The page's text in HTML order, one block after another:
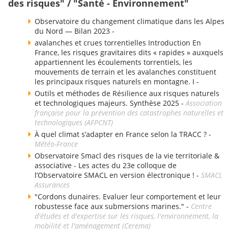
des risques" / "Santé - Environnement"
Observatoire du changement climatique dans les Alpes
du Nord — Bilan 2023 -
avalanches et crues torrentielles Introduction En
France, les risques gravitaires dits « rapides » auxquels
appartiennent les écoulements torrentiels, les
mouvements de terrain et les avalanches constituent
les principaux risques naturels en montagne. I -
Outils et méthodes de Résilience aux risques naturels
et technologiques majeurs. Synthèse 2025 - Association
française pour la prévention des catastrophes naturelles et
technologiques (AFPCNT)
À quel climat s’adapter en France selon la TRACC ? -
Météo-France
Observatoire Smacl des risques de la vie territoriale &
associative - Les actes du 23e colloque de
l’Observatoire SMACL en version électronique ! - SMACL
Assurances
"Cordons dunaires. Evaluer leur comportement et leur
robustesse face aux submersions marines." - Centre
d'études et d'expertise sur les risques, l'environnement, la
mobilité et l'aménagement (Cerema)